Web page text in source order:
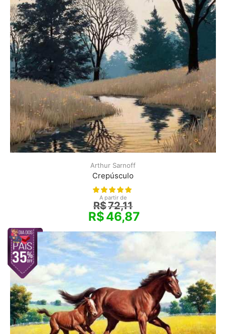
Arthur Sarnoff
Crepúsculo
A partir de
R$72,11
R$46,87